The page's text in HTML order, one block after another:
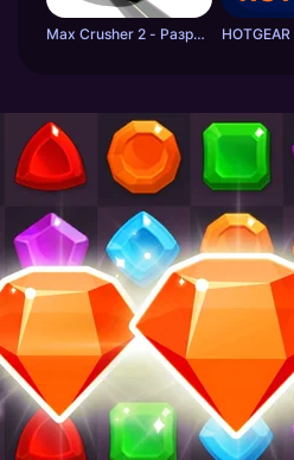
Max Crusher 2 - Разрушения, Дрифт и Гонки! HOTGEAR